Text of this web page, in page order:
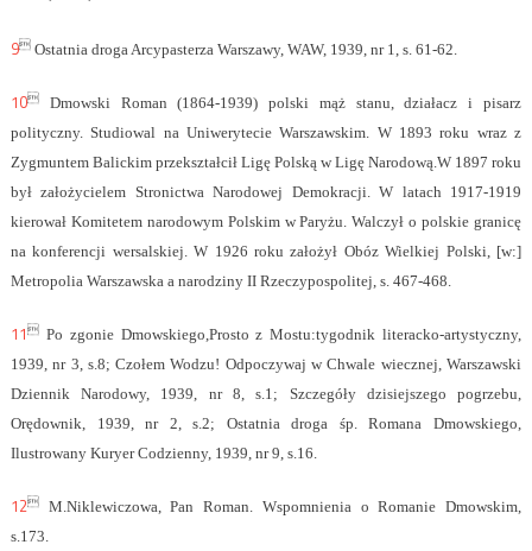
9Ostatnia droga Arcypasterza Warszawy, WAW, 1939, nr 1, s. 61-62.
10Dmowski Roman (1864-1939) polski mąż stanu, działacz i pisarz
polityczny. Studiowal na Uniwerytecie Warszawskim. W 1893 roku wraz z
Zygmuntem Balickim przekształcił Ligę Polską w Ligę Narodową.W 1897 roku
był założycielem Stronictwa Narodowej Demokracji. W latach 1917-1919
kierował Komitetem narodowym Polskim w Paryżu. Walczył o polskie granicę
na konferencji wersalskiej. W 1926 roku założył Obóz Wielkiej Polski, [w:]
Metropolia Warszawska a narodziny II Rzeczypospolitej, s. 467-468.
11Po zgonie Dmowskiego,Prosto z Mostu:tygodnik literacko-artystyczny,
1939, nr 3, s.8; Czołem Wodzu! Odpoczywaj w Chwale wiecznej, Warszawski
Dziennik Narodowy, 1939, nr 8, s.1; Szczegóły dzisiejszego pogrzebu,
Orędownik, 1939, nr 2, s.2; Ostatnia droga śp. Romana Dmowskiego,
Ilustrowany Kuryer Codzienny, 1939, nr 9, s.16.
12M.Niklewiczowa, Pan Roman. Wspomnienia o Romanie Dmowskim,
s.173.